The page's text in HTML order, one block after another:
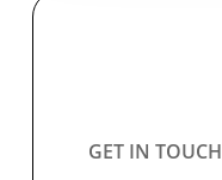
GET IN TOUCH